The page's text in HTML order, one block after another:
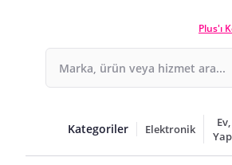
Plus'ı
Kategoriler Elektronik